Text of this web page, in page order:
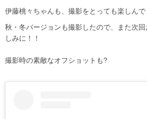
伊藤桃々ちゃんも、撮影をとっても楽しんで
秋・冬バージョンも撮影したので、また次
しみに！！
撮影時の素敵なオフショットも?